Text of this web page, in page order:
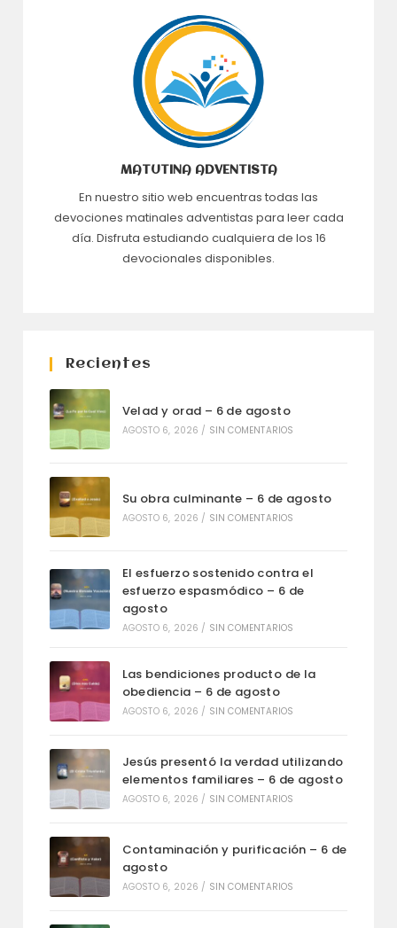
MATUTINA ADVENTISTA
En nuestro sitio web encuentras todas las
devociones matinales adventistas para leer cada
día. Disfruta estudiando cualquiera de los 16
devocionales disponibles.
Recientes
Velad y orad – 6 de agosto
AGOSTO 6, 2026 / SIN COMENTARIOS
Su obra culminante – 6 de agosto
AGOSTO 6, 2026 / SIN COMENTARIOS
El esfuerzo sostenido contra el
esfuerzo espasmódico – 6 de
agosto
AGOSTO 6, 2026 / SIN COMENTARIOS
Las bendiciones producto de la
obediencia – 6 de agosto
AGOSTO 6, 2026 / SIN COMENTARIOS
Jesús presentó la verdad utilizando
elementos familiares – 6 de agosto
AGOSTO 6, 2026 / SIN COMENTARIOS
Contaminación y purificación – 6 de
agosto
AGOSTO 6, 2026 / SIN COMENTARIOS